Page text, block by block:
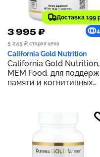
Доставка 199
3 995 ₽
5 245 ₽ старая цена
California Gold Nutrition
California Gold Nutrition,
MEM Food, для
памяти и когнитивных